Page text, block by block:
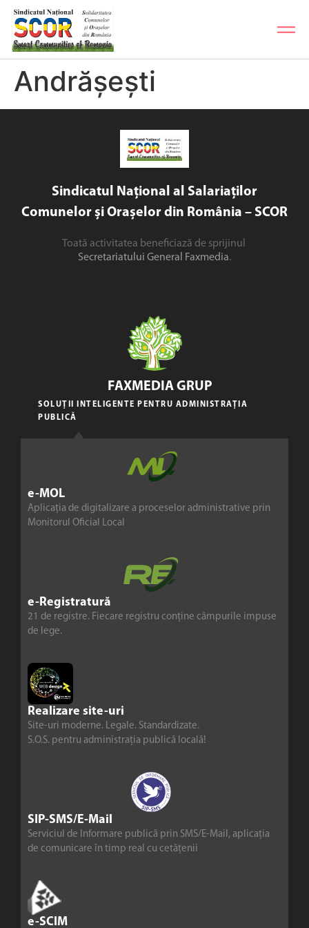
Andrășești
Sindicatul Național al Salariaților
Comunelor și Orașelor din România – SCOR
Toată activitatea beneficiază de sprijinul
Secretariatului General Faxmedia.
e-MOL
Aplicația de digitalizare a proceselor administrative prin
Monitorul Oficial Local
e-Registratură
21 de registre. Fiecare registru conține câmpurile impuse
de lege.
Realizare site-uri
Site-uri moderne. Legale. Standardizate.
S.O.S. pentru administrația publică locală!
SIP-SMS/E-Mail
Serviciul de Informare publică prin SMS/E-Mail, aplicația
de comunicare în timp real cu cetățenii
e-SCIM
FAXMEDIA GRUP
SOLUȚII INTELIGENTE PENTRU ADMINISTRAȚIA
PUBLICĂ